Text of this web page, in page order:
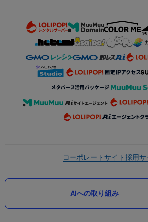
コーポレートサイト採用サ
AIへの取り組み